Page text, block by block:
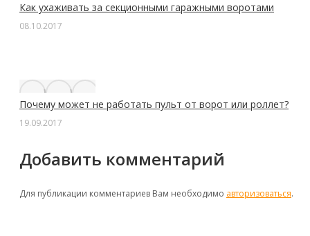
Как ухаживать за секционными гаражными воротами
08.10.2017
Почему может не работать пульт от ворот или роллет?
19.09.2017
Добавить комментарий
Для публикации комментариев Вам необходимо авторизоваться.